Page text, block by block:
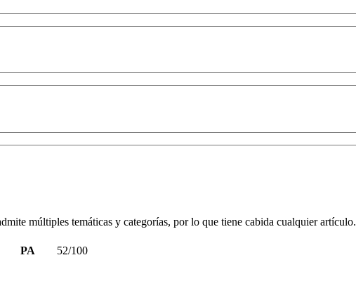
múltiples temáticas y categorías, por lo que tiene cabida cualquier artículo.
PA 52/100